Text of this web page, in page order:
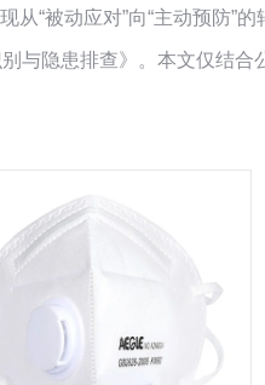
“被动应对”向“主动预防”的
与隐患排查》。本文仅结合